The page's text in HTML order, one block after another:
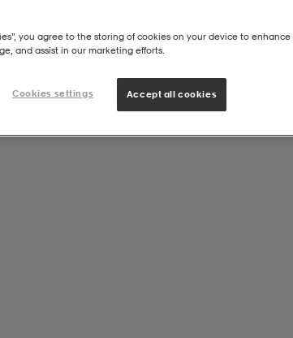
you agree to the storing of cookies on your device to enhance
and assist in our marketing efforts.
Cookies settings Accept all cookies